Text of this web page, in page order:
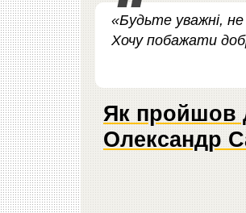
«Будьте уважні,
Хочу побажати
Як пройшов
Олександр